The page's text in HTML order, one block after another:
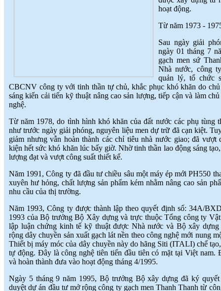
TRIỂN KHAI HOẠT ĐỘNG SXKD
NĂM 2018 (2018-01-17
♦ CÔNG ĐOÀN CÔNG TY GẠCH
MEN THANH THANH TỔ CHỨC
THÀNH CÔNG ĐẠI HỘI NHIỆM
KỲ XV (2017 - 2022) (2017-10-04)
♦ GẠCH MEN THANH THANH TỔ
CHỨC HỘI THAO MỪNG NGÀY
CÁCH MẠNG THÁNG 8 VÀ
♦ GẠCH MEN THANH THANH TỔ
CHỨC THÀNH CÔNG HỘI NGHỊ
ĐẠI BIỂU NGƯỜI LAO ĐỘNG
2017-10-02
♦ Sử dụng vật liệu thân thiện với môi
trường và an toàn cho người sử
dụng (2017-09-06)
♦ Với nhiều ưu điểm nổi bật, sản phẩm
gạch ốp lát ứng dụng công nghệ nano
sẽ là lựa chọn thích hợp (2017-09-06 )
đến việc thiết kế, phân tích, chế tạo
(
)
hoạt động.
Từ năm 1973 -
Sau ngày giải
ngày 01 tháng 7
gạch men sứ
Nhà nước, công
quản lý, tổ chức
CBCNV công ty với tinh thần tự chủ, khắc phục khó khăn do
sáng kiến cải tiến kỹ thuật nâng cao sản lượng, tiếp cận và làm
nghệ.
Từ năm 1978, do tình hình khó khăn của đất nước các phụ tùng
như trước ngày giải phóng, nguyên liệu men dự trữ đã cạn kiệt.
giảm nhưng vẫn hoàn thành các chỉ tiêu nhà nước giao; đã vượt
kiện hết sức khó khăn lúc bấy giờ. Nhờ tinh thần lao động sáng
lượng đạt và vượt công suất thiết kế.
Năm 1991, Công ty đã đầu tư chiều sâu một máy ép mới PH550
xuyên hư hỏng, chất lượng sản phẩm kém nhằm nâng cao sản
nhu cầu của thị trường.
Năm 1993, Công ty được thành lập theo quyết định số: 34A/
1993 của Bộ trưởng Bộ Xây dựng và trực thuộc Tổng công ty
lập luận chứng kinh tế kỹ thuật được Nhà nước và Bộ xây
rộng dây chuyền sản xuất gạch lát nền theo công nghệ mới nung
Thiết bị máy móc của dây chuyền này do hãng Siti (ITALI) chế
tự động. Đây là công nghệ tiên tiến đầu tiên có mặt tại Việt nam.
và hoàn thành đưa vào hoạt động tháng 4/1995.
Ngày 5 tháng 9 năm 1995, Bộ trưởng Bộ xây dựng đã ký
duyệt dự án đầu tư mở rộng công ty gạch men Thanh Thanh từ